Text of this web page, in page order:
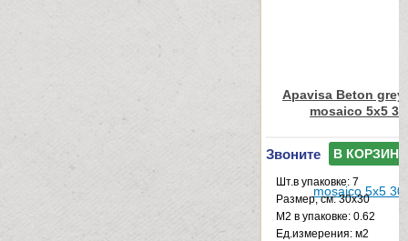
Apavisa Beton
mosaico 5x5
Звоните В КОРЗИНУ
Шт.в упаковке: 7
Размер, см: 30x30
М2 в упаковке: 0.62
Ед.измерения: м2